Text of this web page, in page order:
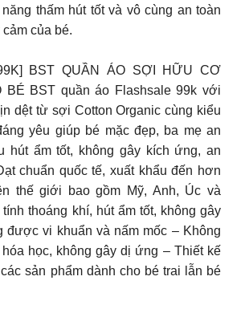
thấm hút tốt và vô cùng an toàn
của bé.
BST QUẦN ÁO SỢI HỮU CƠ
BÉ BST quần áo Flashsale 99k với
dệt từ sợi Cotton Organic cùng kiểu
yêu giúp bé mặc đẹp, ba mẹ an
hút ẩm tốt, không gây kích ứng, an
chuẩn quốc tế, xuất khẩu đến hơn
thế giới bao gồm Mỹ, Anh, Úc và
thoáng khí, hút ẩm tốt, không gây
được vi khuẩn và nấm mốc – Không
học, không gây dị ứng – Thiết kế
sản phẩm dành cho bé trai lẫn bé